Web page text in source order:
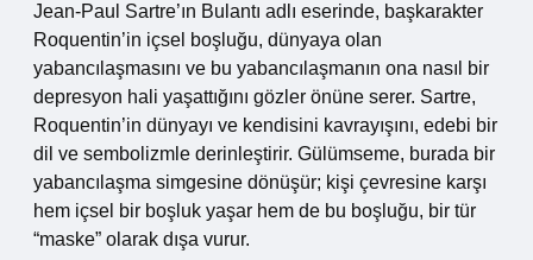
Jean-Paul Sartre’ın Bulantı adlı eserinde, başkarakter
Roquentin’in içsel boşluğu, dünyaya olan
yabancılaşmasını ve bu yabancılaşmanın ona nasıl bir
depresyon hali yaşattığını gözler önüne serer. Sartre,
Roquentin’in dünyayı ve kendisini kavrayışını, edebi bir
dil ve sembolizmle derinleştirir. Gülümseme, burada bir
yabancılaşma simgesine dönüşür; kişi çevresine karşı
hem içsel bir boşluk yaşar hem de bu boşluğu, bir tür
“maske” olarak dışa vurur.